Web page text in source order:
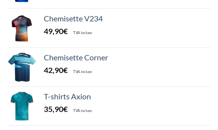
Chemisette V234
49,90€ TVA incluse
Chemisette Corner
42,90€ TVA incluse
T-shirts Axion
35,90€ TVA incluse